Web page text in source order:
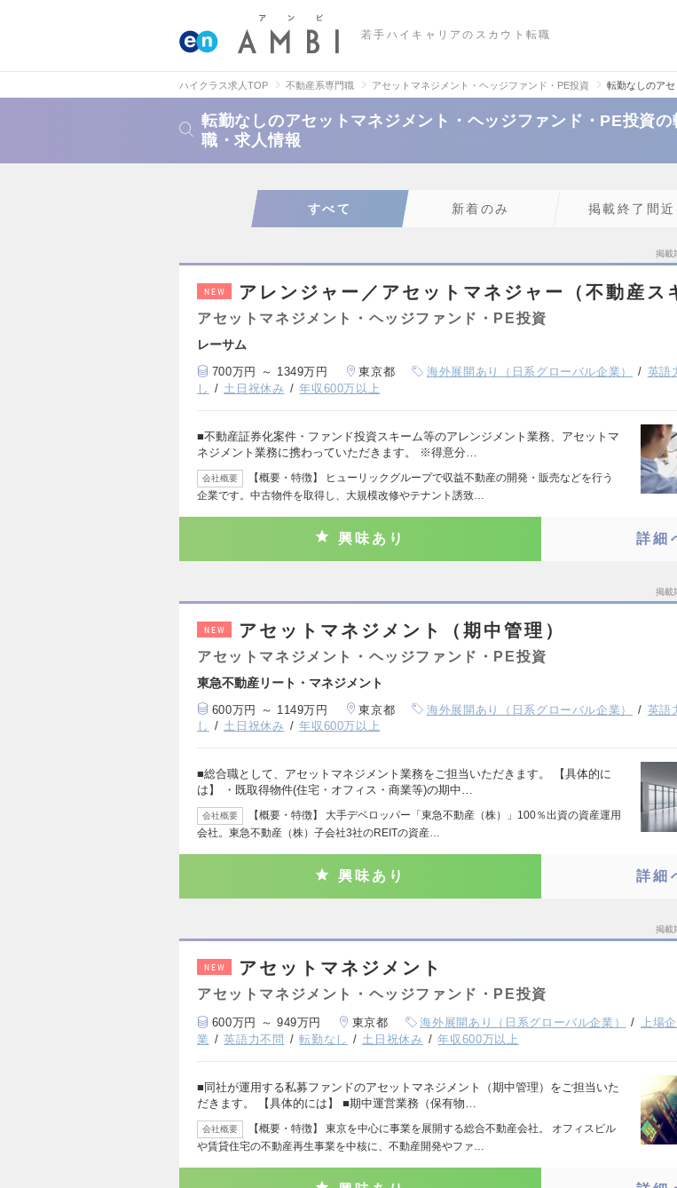
若手ハイキャリアのスカウト転職
ハイクラス求人TOP 不動産系専門職 アセットマネジメント・ヘッジファンド・PE投資 転勤なしのア
転勤なしのアセットマネジメント・ヘッジファンド・PE投資の
職・求人情報
すべて 新着のみ 掲載終了間近
掲載
NEW アレンジャー／アセットマネジャー（不動産ス
アセットマネジメント・ヘッジファンド・PE投資
レーサム
700万円 ～ 1349万円 東京都 海外展開あり（日系グローバル企業） 英語
し
土日祝休み 年収600万以上
■不動産証券化案件・ファンド投資スキーム等のアレンジメント業務、アセットマ
ネジメント業務に携わっていただきます。 ※得意分…
会社概要
【概要・特徴】 ヒューリックグループで収益不動産の開発・販売などを行う
企業です。中古物件を取得し、大規模改修やテナント誘致…
興味あり 詳細
掲載
NEW アセットマネジメント（期中管理）
アセットマネジメント・ヘッジファンド・PE投資
東急不動産リート・マネジメント
600万円 ～ 1149万円 東京都 海外展開あり（日系グローバル企業） 英語
し
土日祝休み 年収600万以上
■総合職として、アセットマネジメント業務をご担当いただきます。 【具体的に
は】 ・既取得物件(住宅・オフィス・商業等)の期中…
会社概要
【概要・特徴】 大手デベロッパー「東急不動産（株）」100％出資の資産運用
会社。東急不動産（株）子会社3社のREITの資産…
興味あり 詳細
掲載
NEW アセットマネジメント
アセットマネジメント・ヘッジファンド・PE投資
600万円 ～ 949万円 東京都 海外展開あり（日系グローバル企業） 上場
業
英語力不問 転勤なし 土日祝休み 年収600万以上
■同社が運用する私募ファンドのアセットマネジメント（期中管理）をご担当いた
だきます。 【具体的には】 ■期中運営業務（保有物…
会社概要
【概要・特徴】 東京を中心に事業を展開する総合不動産会社。 オフィスビル
や賃貸住宅の不動産再生事業を中核に、不動産開発やファ…